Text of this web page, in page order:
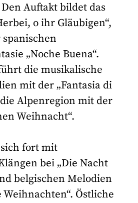
Auftakt bildet das
o ihr Gläubigen“,
„Noche Buena“.
die musikalische
mit der „Fantasia di
Alpenregion mit der
Weihnacht“.
sich fort mit
bei „Die Nacht
belgischen Melodien
Weihnachten“. Östliche